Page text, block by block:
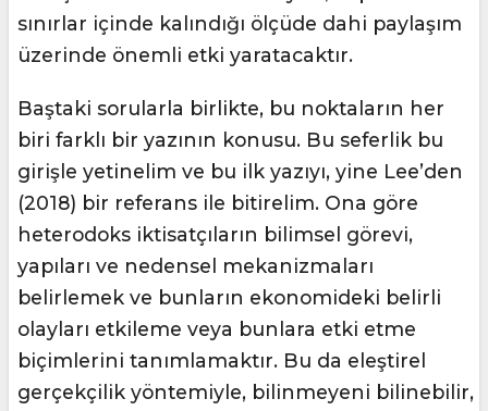
sınırlar içinde kalındığı ölçüde dahi paylaşım
üzerinde önemli etki yaratacaktır.
Baştaki sorularla birlikte, bu noktaların her
biri farklı bir yazının konusu. Bu seferlik bu
girişle yetinelim ve bu ilk yazıyı, yine Lee’den
(2018) bir referans ile bitirelim. Ona göre
heterodoks iktisatçıların bilimsel görevi,
yapıları ve nedensel mekanizmaları
belirlemek ve bunların ekonomideki belirli
olayları etkileme veya bunlara etki etme
biçimlerini tanımlamaktır. Bu da eleştirel
gerçekçilik yöntemiyle, bilinmeyeni bilinebilir,